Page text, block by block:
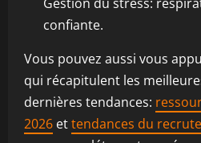
confiante.
Vous pouvez aussi vous
qui récapitulent les
dernières tendances:
2026 ettendances du